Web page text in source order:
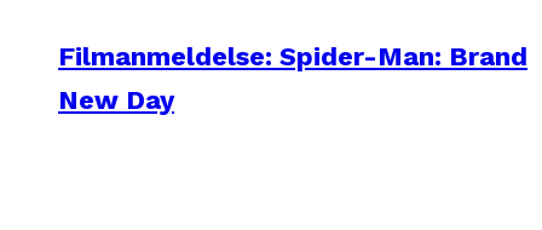
Filmanmeldelse: Spider-Man: Brand
New Day